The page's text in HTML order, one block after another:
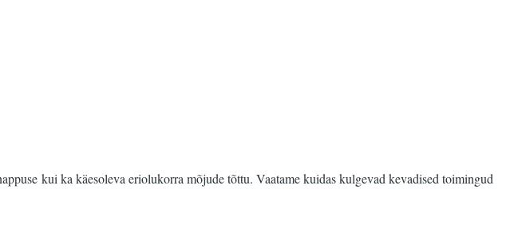
kui ka käesoleva eriolukorra mõjude tõttu. Vaatame kuidas kulgevad kevadised toimingud